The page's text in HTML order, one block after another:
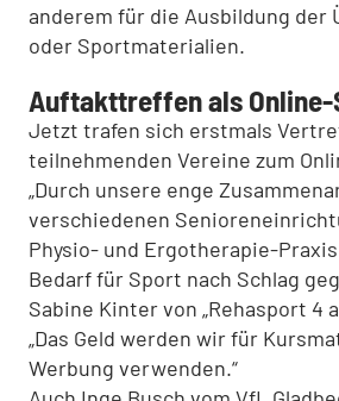
anderem für die Ausbildung der
oder Sportmaterialien.
Auftakttreffen als Online-
Jetzt trafen sich erstmals
teilnehmenden Vereine zum
„Durch unsere enge
verschiedenen
Physio- und Ergotherapie-
Bedarf für Sport nach Schlag
Sabine Kinter von „Rehasport 4
„Das Geld werden wir für
Werbung verwenden.“